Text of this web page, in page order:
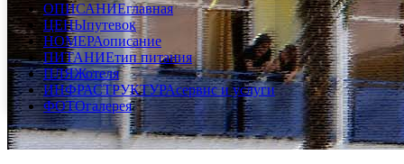
ОПИСАНИЕглавная
ЦЕНЫпутевок
НОМЕРАописание
ПИТАНИЕтип питания
ПЛЯЖотеля
ИНФРАСТРУКТУРАсервис и услуги
ФОТОгалерея